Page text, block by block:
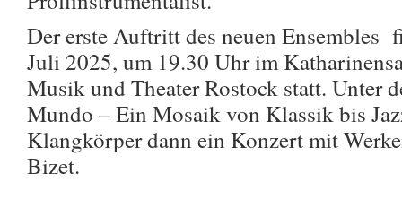
Der erste Auftritt des neuen Ensembles
Juli 2025, um 19.30 Uhr im
Musik und Theater Rostock statt. Unter
Mundo – Ein Mosaik von Klassik bis
Klangkörper dann ein Konzert mit
Bizet.